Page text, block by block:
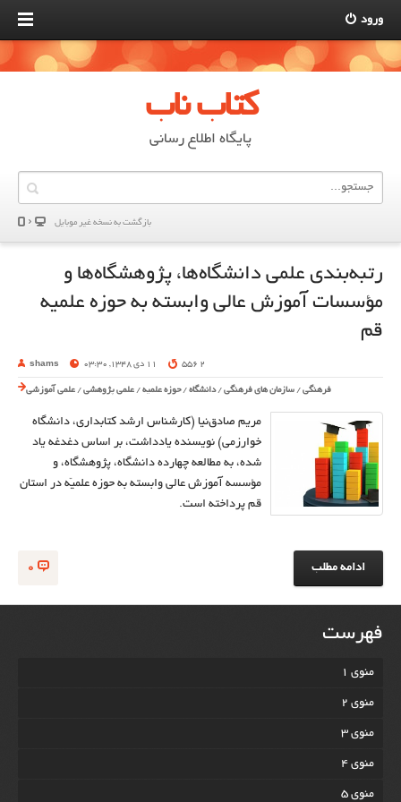
ورود
کتاب ناب
پایگاه اطلاع رسانی
بازگشت به نسخه غير موبایل
رتبه‌بندی علمی دانشگاه‌ها، پژوهشگاه‌ها و
مؤسسات آموزش عالی وابسته به حوزه‌ علمیه
قم
shams 11 دی 1348, 03:30 2 556
فرهنگی / سازمان های فرهنگی /دانشگاه /حوزه علمیه / علمی پژوهشی / علمی آموزشی
مریم صادق‌نیا (کارشناس ارشد کتابداری، دانشگاه
خوارزمی) نویسنده یادداشت، بر اساس دغدغه یاد
شده، به مطالعه چهارده دانشگاه، پژوهشگاه، و
مؤسسه آموزش عالی وابسته به حوزه علمیّه در استان
قم پرداخته است.
0 ادامه مطلب
فهرست
منوی 1
منوی 2
منوی 3
منوی 4
منوی 5